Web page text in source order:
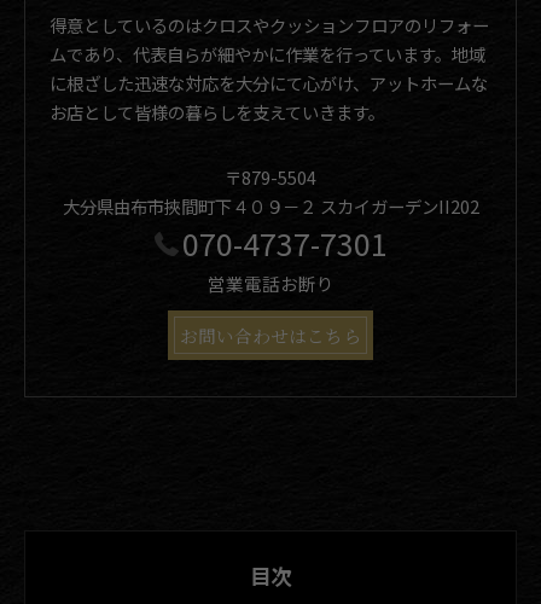
得意としているのはクロスやクッションフロアのリフォー
ムであり、代表自らが細やかに作業を行っています。地域
に根ざした迅速な対応を大分にて心がけ、アットホームな
お店として皆様の暮らしを支えていきます。
〒879-5504
大分県由布市挾間町下４０９－２ スカイガーデンII202
070-4737-7301
営業電話お断り
お問い合わせはこちら
目次